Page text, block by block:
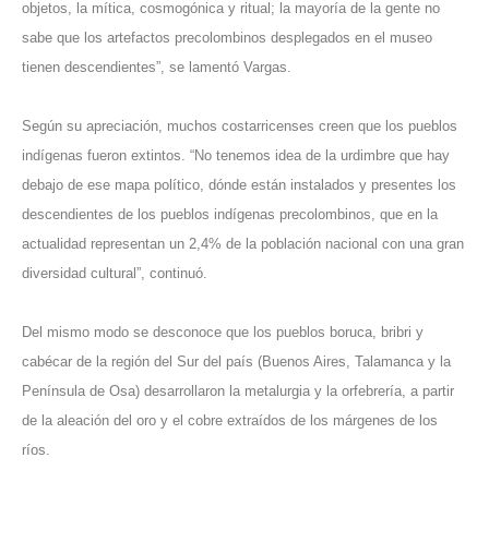
objetos, la mítica, cosmogónica y ritual; la mayoría de la gente no
sabe que los artefactos precolombinos desplegados en el museo
tienen descendientes”, se lamentó Vargas.
Según su apreciación, muchos costarricenses creen que los pueblos
indígenas fueron extintos. “No tenemos idea de la urdimbre que hay
debajo de ese mapa político, dónde están instalados y presentes los
descendientes de los pueblos indígenas precolombinos, que en la
actualidad representan un 2,4% de la población nacional con una gran
diversidad cultural”, continuó.
Del mismo modo se desconoce que los pueblos boruca, bribri y
cabécar de la región del Sur del país (Buenos Aires, Talamanca y la
Península de Osa) desarrollaron la metalurgia y la orfebrería, a partir
de la aleación del oro y el cobre extraídos de los márgenes de los
ríos.